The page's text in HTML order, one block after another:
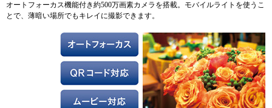
オートフォーカス機能付き約500万画素カメラを搭載。モバイルライトを使うこ
とで、薄暗い場所でもキレイに撮影できます。